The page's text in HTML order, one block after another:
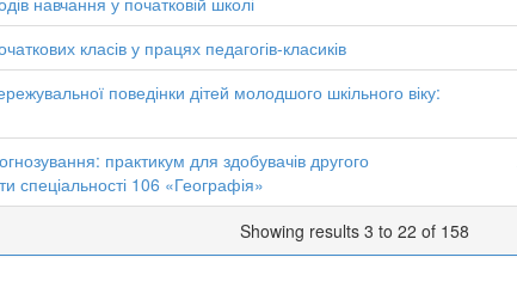
класів у працях педагогів-класиків
поведінки дітей молодшого шкільного віку:
практикум для здобувачів другого
спеціальності 106 «Географія»
Showing results 3 to 22 of 158